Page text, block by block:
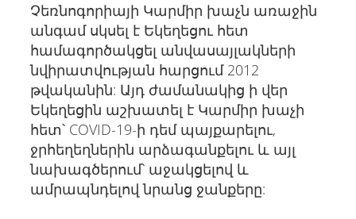
Չեռնոգորիայի Կարմիր խաչն առաջին
անգամ սկսել է Եկեղեցու հետ
համագործակցել անվասայլակների
նվիրատվության հարցում 2012
թվականին: Այդ ժամանակից ի վեր
Եկեղեցին աշխատել է Կարմիր խաչի
հետ՝ COVID-19-ի դեմ պայքարելու,
ջրհեղեղներին արձագանքելու և այլ
նախագծերում՝ աջակցելով և
ամրապնդելով նրանց ջանքերը: